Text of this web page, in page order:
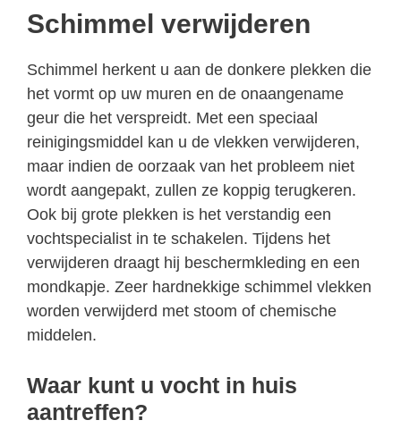
Schimmel verwijderen
Schimmel herkent u aan de donkere plekken die
het vormt op uw muren en de onaangename
geur die het verspreidt. Met een speciaal
reinigingsmiddel kan u de vlekken verwijderen,
maar indien de oorzaak van het probleem niet
wordt aangepakt, zullen ze koppig terugkeren.
Ook bij grote plekken is het verstandig een
vochtspecialist in te schakelen. Tijdens het
verwijderen draagt hij beschermkleding en een
mondkapje. Zeer hardnekkige schimmel vlekken
worden verwijderd met stoom of chemische
middelen.
Waar kunt u vocht in huis
aantreffen?